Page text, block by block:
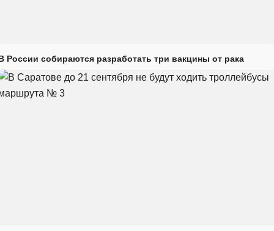
России собираются разработать три вакцины от рака